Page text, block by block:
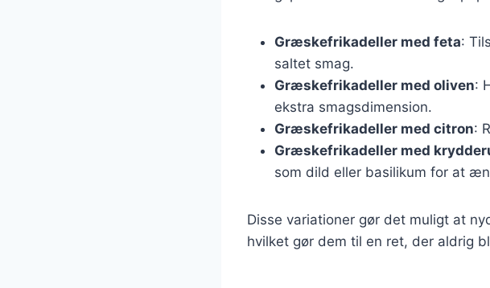
Græskefrikadeller med feta:
saltet smag.
Græskefrikadeller med oliven:
ekstra smagsdimension.
Græskefrikadeller med citron:
Græskefrikadeller med
som dild eller basilikum for at
Disse variationer gør det muligt at
hvilket gør dem til en ret, der aldrig